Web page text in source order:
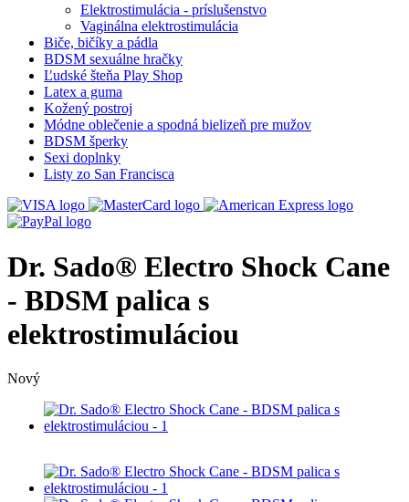
Elektrostimulácia - príslušenstvo
Vaginálna elektrostimulácia
Biče, bičíky a pádla
BDSM sexuálne hračky
Ľudské šteňa Play Shop
Latex a guma
Kožený postroj
Módne oblečenie a spodná bielizeň pre mužov
BDSM šperky
Sexi doplnky
Listy zo San Francisca
Dr. Sado® Electro Shock Cane
- BDSM palica s
elektrostimuláciou
Nový